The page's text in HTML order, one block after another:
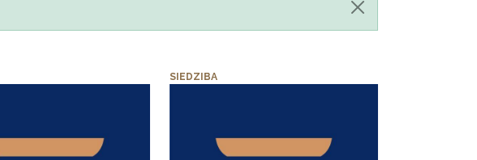
SIEDZIBA